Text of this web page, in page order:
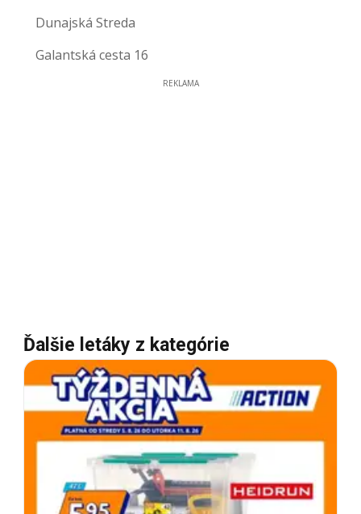
Dunajská Streda
Galantská cesta 16
REKLAMA
Ďalšie letáky z kategórie